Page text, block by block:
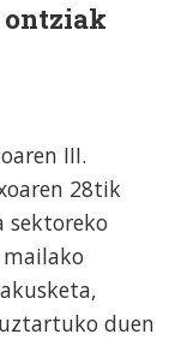
ontziak
III.
28tik
sektoreko
duen